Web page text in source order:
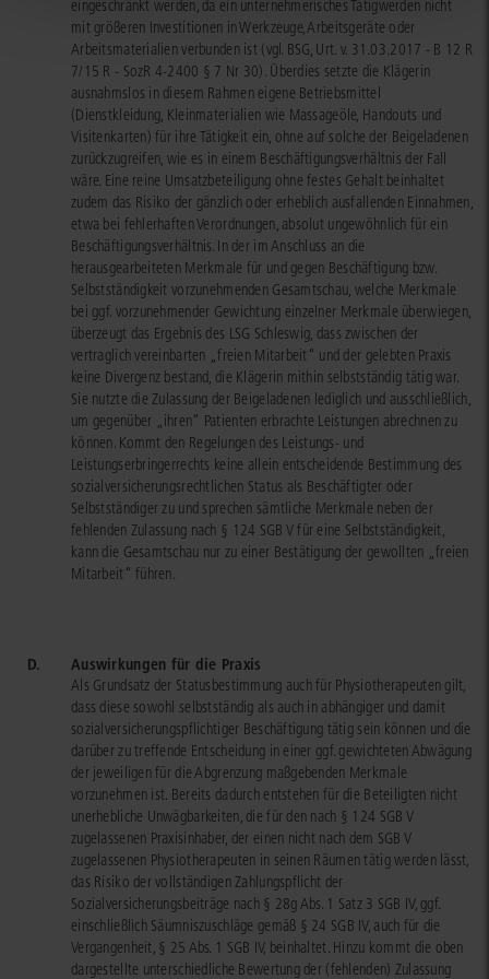
eingeschränkt werden, da ein unternehmerisches Tätigwerden nicht
mit größeren Investitionen in Werkzeuge, Arbeitsgeräte oder
Arbeitsmaterialien verbunden ist (vgl. BSG, Urt. v. 31.03.2017 - B 12 R
7/15 R - SozR 4-2400 § 7 Nr 30). Überdies setzte die Klägerin
ausnahmslos in diesem Rahmen eigene Betriebsmittel
(Dienstkleidung, Kleinmaterialien wie Massageöle, Handouts und
Visitenkarten) für ihre Tätigkeit ein, ohne auf solche der Beigeladenen
zurückzugreifen, wie es in einem Beschäftigungsverhältnis der Fall
wäre. Eine reine Umsatzbeteiligung ohne festes Gehalt beinhaltet
zudem das Risiko der gänzlich oder erheblich ausfallenden Einnahmen,
etwa bei fehlerhaften Verordnungen, absolut ungewöhnlich für ein
Beschäftigungsverhältnis. In der im Anschluss an die
herausgearbeiteten Merkmale für und gegen Beschäftigung bzw.
Selbstständigkeit vorzunehmenden Gesamtschau, welche Merkmale
bei ggf. vorzunehmender Gewichtung einzelner Merkmale überwiegen,
überzeugt das Ergebnis des LSG Schleswig, dass zwischen der
vertraglich vereinbarten „freien Mitarbeit“ und der gelebten Praxis
keine Divergenz bestand, die Klägerin mithin selbstständig tätig war.
Sie nutzte die Zulassung der Beigeladenen lediglich und ausschließlich,
um gegenüber „ihren“ Patienten erbrachte Leistungen abrechnen zu
können. Kommt den Regelungen des Leistungs- und
Leistungserbringerrechts keine allein entscheidende Bestimmung des
sozialversicherungsrechtlichen Status als Beschäftigter oder
Selbstständiger zu und sprechen sämtliche Merkmale neben der
fehlenden Zulassung nach § 124 SGB V für eine Selbstständigkeit,
kann die Gesamtschau nur zu einer Bestätigung der gewollten „freien
Mitarbeit“ führen.
D. Auswirkungen für die Praxis
Als Grundsatz der Statusbestimmung auch für Physiotherapeuten gilt,
dass diese sowohl selbstständig als auch in abhängiger und damit
sozialversicherungspflichtiger Beschäftigung tätig sein können und die
darüber zu treffende Entscheidung in einer ggf. gewichteten Abwägung
der jeweiligen für die Abgrenzung maßgebenden Merkmale
vorzunehmen ist. Bereits dadurch entstehen für die Beteiligten nicht
unerhebliche Unwägbarkeiten, die für den nach § 124 SGB V
zugelassenen Praxisinhaber, der einen nicht nach dem SGB V
zugelassenen Physiotherapeuten in seinen Räumen tätig werden lässt,
das Risiko der vollständigen Zahlungspflicht der
Sozialversicherungsbeiträge nach § 28g Abs. 1 Satz 3 SGB IV, ggf.
einschließlich Säumniszuschläge gemäß § 24 SGB IV, auch für die
Vergangenheit, § 25 Abs. 1 SGB IV, beinhaltet. Hinzu kommt die oben
dargestellte unterschiedliche Bewertung der (fehlenden) Zulassung